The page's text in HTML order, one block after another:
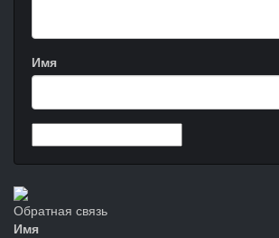
Имя
Обратная связь
Имя